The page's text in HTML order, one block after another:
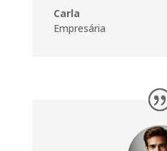
Carla
Empresária